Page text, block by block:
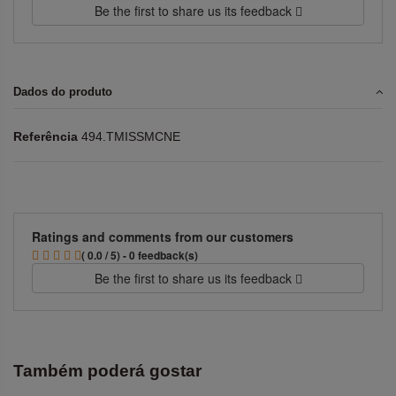
Be the first to share us its feedback
Dados do produto
Referência 494.TMISSMCNE
Ratings and comments from our customers
( 0.0 / 5) - 0 feedback(s)
Be the first to share us its feedback
Também poderá gostar